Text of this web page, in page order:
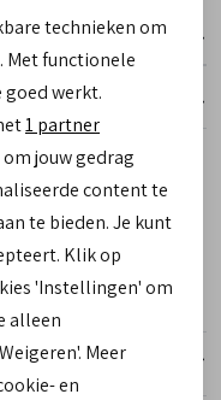
Zwart
en portemonnees
technieken om
Met functionele
goed werkt.
1 partner
jouw gedrag
content te
te bieden. Je kunt
Klik op
'Instellingen' om
alleen
Meer
en